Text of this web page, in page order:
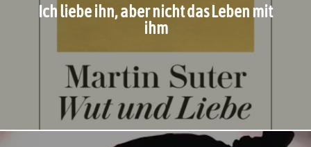
Ich liebe ihn, aber nicht das Leben mit
ihm